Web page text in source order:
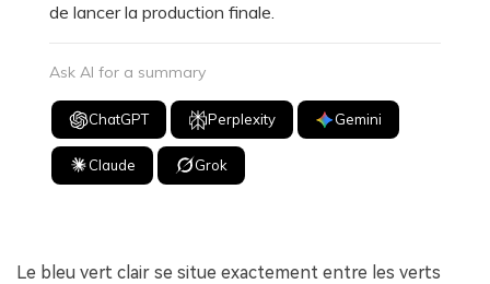
de lancer la production finale.
Ask AI for a summary
ChatGPT Perplexity Gemini
Claude Grok
Le bleu vert clair se situe exactement entre les verts